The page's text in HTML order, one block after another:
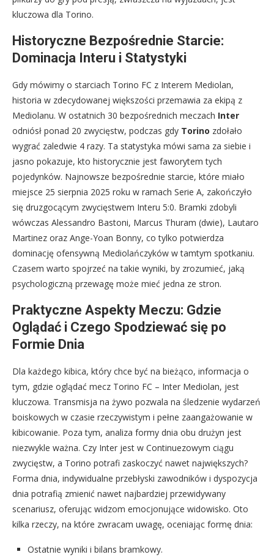
kluczowa dla Torino.
Historyczne Bezpośrednie Starcie:
Dominacja Interu i Statystyki
Gdy mówimy o starciach Torino FC z Interem Mediolan,
historia w zdecydowanej większości przemawia za ekipą z
Mediolanu. W ostatnich 30 bezpośrednich meczach Inter
odniósł ponad 20 zwycięstw, podczas gdy Torino zdołało
wygrać zaledwie 4 razy. Ta statystyka mówi sama za siebie i
jasno pokazuje, kto historycznie jest faworytem tych
pojedynków. Najnowsze bezpośrednie starcie, które miało
miejsce 25 sierpnia 2025 roku w ramach Serie A, zakończyło
się druzgocącym zwycięstwem Interu 5:0. Bramki zdobyli
wówczas Alessandro Bastoni, Marcus Thuram (dwie), Lautaro
Martinez oraz Ange-Yoan Bonny, co tylko potwierdza
dominację ofensywną Mediolańczyków w tamtym spotkaniu.
Czasem warto spojrzeć na takie wyniki, by zrozumieć, jaką
psychologiczną przewagę może mieć jedna ze stron.
Praktyczne Aspekty Meczu: Gdzie
Oglądać i Czego Spodziewać się po
Formie Dnia
Dla każdego kibica, który chce być na bieżąco, informacja o
tym, gdzie oglądać mecz Torino FC – Inter Mediolan, jest
kluczowa. Transmisja na żywo pozwala na śledzenie wydarzeń
boiskowych w czasie rzeczywistym i pełne zaangażowanie w
kibicowanie. Poza tym, analiza formy dnia obu drużyn jest
niezwykle ważna. Czy Inter jest w Continuezowym ciągu
zwycięstw, a Torino potrafi zaskoczyć nawet największych?
Forma dnia, indywidualne przebłyski zawodników i dyspozycja
dnia potrafią zmienić nawet najbardziej przewidywany
scenariusz, oferując widzom emocjonujące widowisko. Oto
kilka rzeczy, na które zwracam uwagę, oceniając formę dnia:
Ostatnie wyniki i bilans bramkowy.